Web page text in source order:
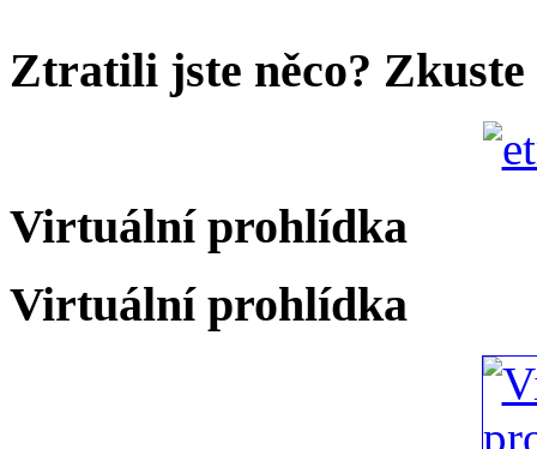
Ztratili jste něco? Zkuste
Virtuální prohlídka
Virtuální prohlídka